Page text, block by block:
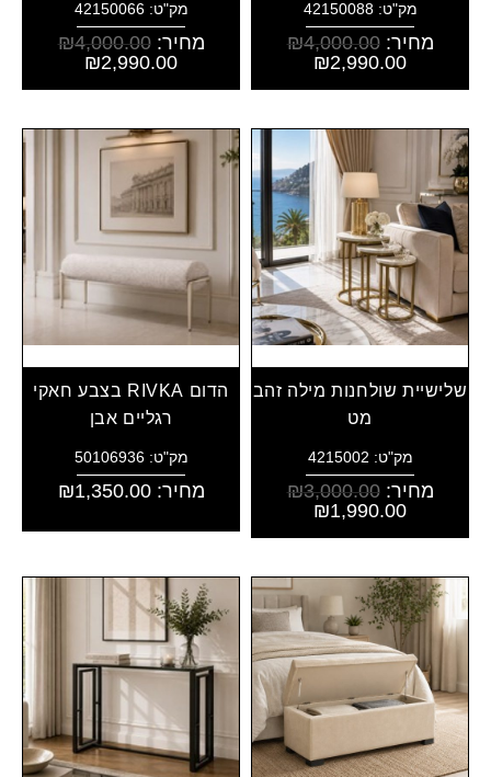
מק"ט: 42150088
מחיר: ₪4,000.00
₪2,990.00
מק"ט: 42150066
מחיר: ₪4,000.00
₪2,990.00
שלישיית שולחנות מילה זהב
מט
מק"ט: 4215002
מחיר: ₪3,000.00
₪1,990.00
הדום RIVKA בצבע חאקי
רגליים אבן
מק"ט: 50106936
מחיר: ₪1,350.00